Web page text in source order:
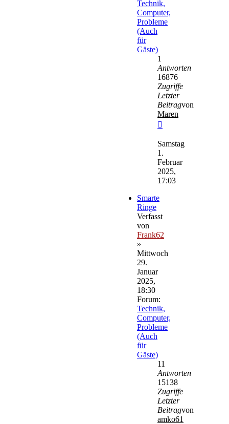
Technik,
Computer,
Probleme
(Auch
für
Gäste)
1
Antworten
16876
Zugriffe
Letzter
Beitragvon
Maren
Beitrag
Samstag
1.
Februar
2025,
17:03
Smarte
Ringe
Verfasst
von
Frank62
»
Mittwoch
29.
Januar
2025,
18:30
Forum:
Technik,
Computer,
Probleme
(Auch
für
Gäste)
11
Antworten
15138
Zugriffe
Letzter
Beitragvon
amko61